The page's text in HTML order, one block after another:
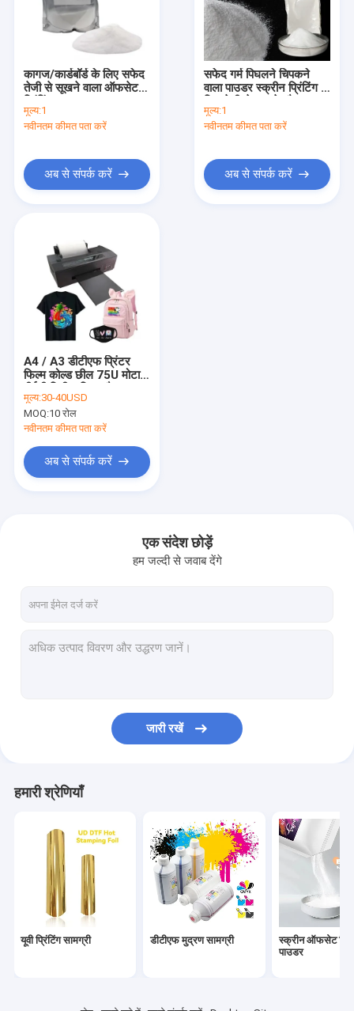
उत्पाद
वीडियो
हमारे बारे में
गुणवत्ता नियंत्रण
एक बोली का अनुरोध
स्क्रीन ऑफसेट प्रिंटिंग पाउडर
ऑफसेट प्रिंटिंग फिल्म
कागज/कार्डबॉर्ड के लिए सफेद
तेजी से सूखने वाला ऑफसेट
मूल्य:1
नवीनतम कीमत पता करें
अब से संपर्क करें
सफेद गर्म पिघलने चिपकने
वाला पाउडर स्क्रीन प्रिंटिंग के
मुद्रण के लिए
मूल्य:1
नवीनतम कीमत पता करें
अब से संपर्क करें
A4 / A3 डीटीएफ प्रिंटर
फिल्म कोल्ड छील 75U मोटाई
चिपकने वाला
मूल्य:30-40USD
MOQ:10 रोल
नवीनतम कीमत पता करें
अब से संपर्क करें
एक संदेश छोड़ें
हम जल्दी से जवाब देंगे
जारी रखें
हमारी श्रेणियाँ
यूवी प्रिंटिंग सामग्री डीटीएफ मुद्रण सामग्री
स्क्रीन ऑफसेट
पाउडर